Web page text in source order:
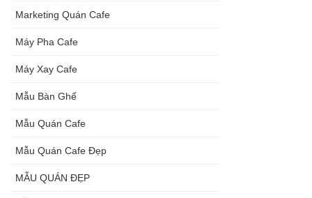
Marketing Quán Cafe
Máy Pha Cafe
Máy Xay Cafe
Mẫu Bàn Ghế
Mẫu Quán Cafe
Mẫu Quán Cafe Đẹp
MẪU QUÁN ĐẸP